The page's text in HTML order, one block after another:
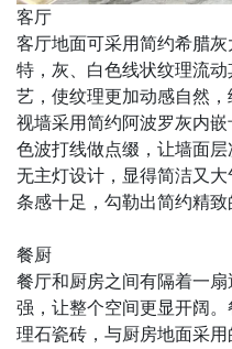
客厅
客厅地面可采用简约希腊
特，灰、白色线状纹理流
艺，使纹理更加动感自然
视墙采用简约阿波罗灰内
色波打线做点缀，让墙面
无主灯设计，显得简洁又
条感十足，勾勒出简约精致
餐厨
餐厅和厨房之间有隔着一
强，让整个空间更显开阔
理石瓷砖，与厨房地面采